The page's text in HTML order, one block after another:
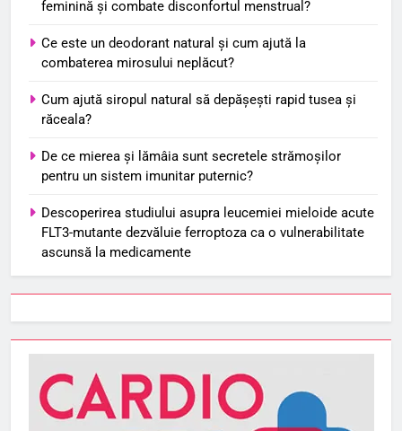
feminină și combate disconfortul menstrual?
Ce este un deodorant natural și cum ajută la
combaterea mirosului neplăcut?
Cum ajută siropul natural să depășești rapid tusea și
răceala?
De ce mierea și lămâia sunt secretele strămoșilor
pentru un sistem imunitar puternic?
Descoperirea studiului asupra leucemiei mieloide acute
FLT3-mutante dezvăluie ferroptoza ca o vulnerabilitate
ascunsă la medicamente